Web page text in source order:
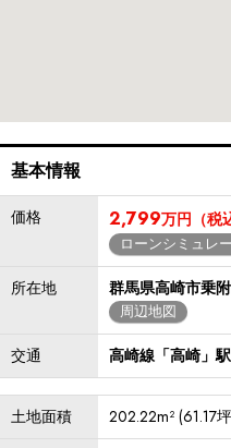
基本情報
価格 2,799万円（税
ローンシミュレ
所在地 群馬県高崎市乗
周辺地図
交通 高崎線「高崎」
土地面積
202.22m² (61.17